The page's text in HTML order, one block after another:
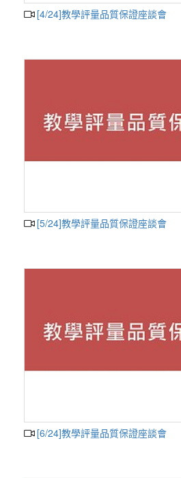
[4/24]教學評量品質保證座談會
[5/24]教學評量品質保證座談會
[6/24]教學評量品質保證座談會